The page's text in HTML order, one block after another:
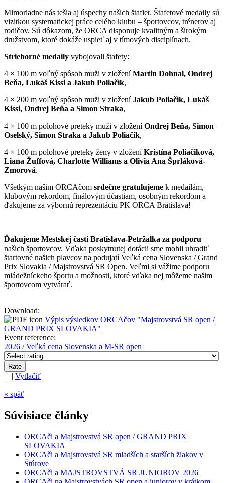
Mimoriadne nás tešia aj úspechy našich štafiet. Štafetové medaily sú
vizitkou systematickej práce celého klubu – športovcov, trénerov aj
rodičov. Sú dôkazom, že ORCA disponuje kvalitným a širokým
družstvom, ktoré dokáže uspieť aj v tímových disciplínach.
Strieborné medaily vybojovali štafety:
4 × 100 m voľný spôsob muži v zloženíMartin Dohnal, Ondrej
Beňa, Lukáš Kissi a Jakub Poliačik,
4 × 200 m voľný spôsob muži v zloženíJakub Poliačik, Lukáš
Kissi, Ondrej Beňa a Simon Straka,
4 × 100 m polohové preteky muži v zloženíOndrej Beňa, Simon
Oselský, Simon Straka a Jakub Poliačik,
4 × 100 m polohové preteky ženy v zloženíKristína Poliačiková,
Liana Žuffová, Charlotte Williams a Olivia Ana Šprláková-
Zmorová.
Všetkým našim ORCAčom srdečne gratulujeme k medailám,
klubovým rekordom, finálovým účastiam, osobným rekordom a
ďakujeme za výbornú reprezentáciu PK ORCA Bratislava!
Ďakujeme Mestskej časti Bratislava-Petržalka za podporu
našich športovcov. Vďaka poskytnutej dotácii sme mohli uhradiť
štartovné našich plavcov na podujatí Veľká cena Slovenska / Grand
Prix Slovakia / Majstrovstvá SR Open. Veľmi si vážime podporu
mládežníckeho športu a možnosti, ktoré vďaka nej môžeme našim
športovcom vytvárať.
Download:
Výpis výsledkov ORCAčov "Majstrovstvá SR open /
GRAND PRIX SLOVAKIA"
Event reference:
2026 / Veľká cena Slovenska a M-SR open
| | Vytlačiť
« späť
Súvisiace články
ORCAči a Majstrovstvá SR open / GRAND PRIX
SLOVAKIA
ORCAči a Majstrovstvá SR mladších a starších žiakov v
Štúrove
ORCAči a MAJSTROVSTVÁ SR JUNIOROV 2026